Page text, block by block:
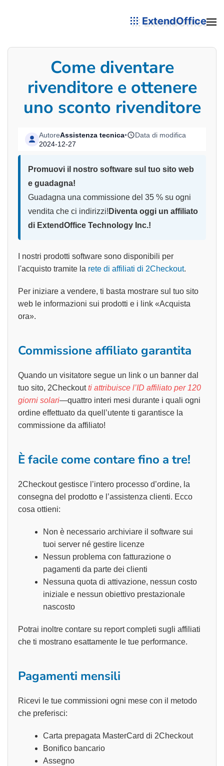
ExtendOffice
Come diventare
rivenditore e ottenere
uno sconto rivenditore
AutoreAssistenza tecnica•
Data di modifica
2024-12-27
Promuovi il nostro software sul tuo sito web
e guadagna!
Guadagna una commissione del 35 % su ogni
vendita che ci indirizzi! Diventa oggi un affiliato
di ExtendOffice Technology Inc.!
I nostri prodotti software sono disponibili per
l'acquisto tramite la rete di affiliati di 2Checkout.
Per iniziare a vendere, ti basta mostrare sul tuo sito
web le informazioni sui prodotti e i link «Acquista
ora».
Commissione affiliato garantita
Quando un visitatore segue un link o un banner dal
tuo sito, 2Checkoutti attribuisce l’ID affiliato per 120
giorni solari—quattro interi mesi durante i quali ogni
ordine effettuato da quell’utente ti garantisce la
commissione da affiliato!
È facile come contare fino a tre!
2Checkout gestisce l’intero processo d’ordine, la
consegna del prodotto e l’assistenza clienti. Ecco
cosa ottieni:
Non è necessario archiviare il software sui
tuoi server né gestire licenze
Nessun problema con fatturazione o
pagamenti da parte dei clienti
Nessuna quota di attivazione, nessun costo
iniziale e nessun obiettivo prestazionale
nascosto
Potrai inoltre contare su report completi sugli affiliati
che ti mostrano esattamente le tue performance.
Pagamenti mensili
Ricevi le tue commissioni ogni mese con il metodo
che preferisci:
Carta prepagata MasterCard di 2Checkout
Bonifico bancario
Assegno